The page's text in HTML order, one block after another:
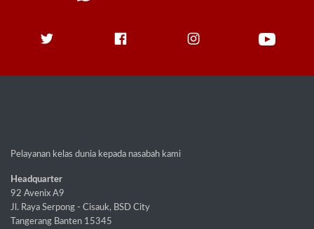
Pelayanan kelas dunia kepada nasabah kami
Headquarter
92 Avenix A9
Jl. Raya Serpong - Cisauk, BSD City
Tangerang Banten 15345